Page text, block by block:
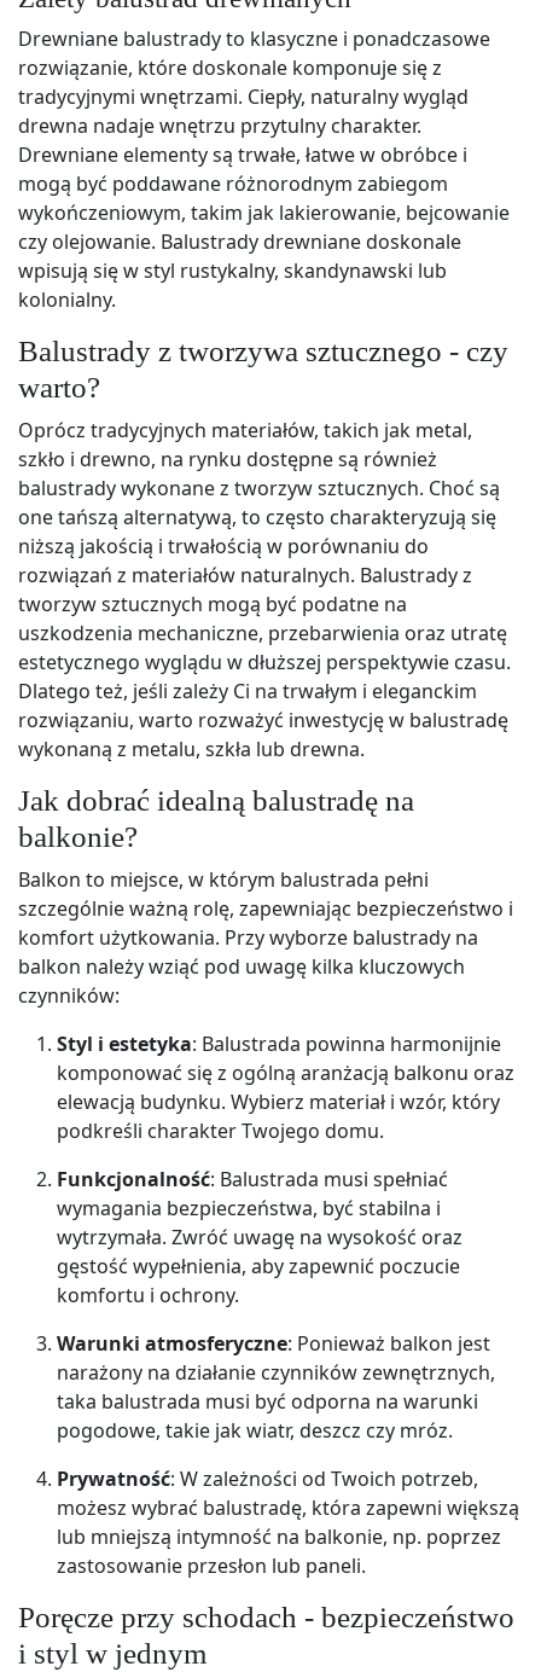
Drewniane balustrady to klasyczne i ponadczasowe
rozwiązanie, które doskonale komponuje się z
tradycyjnymi wnętrzami. Ciepły, naturalny wygląd
drewna nadaje wnętrzu przytulny charakter.
Drewniane elementy są trwałe, łatwe w obróbce i
mogą być poddawane różnorodnym zabiegom
wykończeniowym, takim jak lakierowanie, bejcowanie
czy olejowanie. Balustrady drewniane doskonale
wpisują się w styl rustykalny, skandynawski lub
kolonialny.
Balustrady z tworzywa sztucznego - czy
warto?
Oprócz tradycyjnych materiałów, takich jak metal,
szkło i drewno, na rynku dostępne są również
balustrady wykonane z tworzyw sztucznych. Choć są
one tańszą alternatywą, to często charakteryzują się
niższą jakością i trwałością w porównaniu do
rozwiązań z materiałów naturalnych. Balustrady z
tworzyw sztucznych mogą być podatne na
uszkodzenia mechaniczne, przebarwienia oraz utratę
estetycznego wyglądu w dłuższej perspektywie czasu.
Dlatego też, jeśli zależy Ci na trwałym i eleganckim
rozwiązaniu, warto rozważyć inwestycję w balustradę
wykonaną z metalu, szkła lub drewna.
Jak dobrać idealną balustradę na
balkonie?
Balkon to miejsce, w którym balustrada pełni
szczególnie ważną rolę, zapewniając bezpieczeństwo i
komfort użytkowania. Przy wyborze balustrady na
balkon należy wziąć pod uwagę kilka kluczowych
czynników:
Styl i estetyka: Balustrada powinna harmonijnie
komponować się z ogólną aranżacją balkonu oraz
elewacją budynku. Wybierz materiał i wzór, który
podkreśli charakter Twojego domu.
Funkcjonalność: Balustrada musi spełniać
wymagania bezpieczeństwa, być stabilna i
wytrzymała. Zwróć uwagę na wysokość oraz
gęstość wypełnienia, aby zapewnić poczucie
komfortu i ochrony.
Warunki atmosferyczne: Ponieważ balkon jest
narażony na działanie czynników zewnętrznych,
taka balustrada musi być odporna na warunki
pogodowe, takie jak wiatr, deszcz czy mróz.
Prywatność: W zależności od Twoich potrzeb,
możesz wybrać balustradę, która zapewni większą
lub mniejszą intymność na balkonie, np. poprzez
zastosowanie przesłon lub paneli.
Poręcze przy schodach - bezpieczeństwo
i styl w jednym